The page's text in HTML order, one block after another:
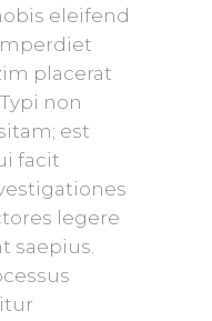
eleifend
placerat
non
est
facit
legere
saepius.